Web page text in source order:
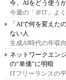
今、AIをどう使う
今週の「＠IT」よ
「AIで何を変えた
ない人
生成AI時代の年収
ネットワークエン
の“単価”に明暗
ITフリーランスの